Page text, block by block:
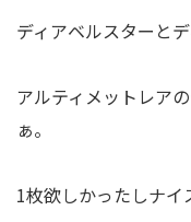
ディアベルスターと
アルティメットレア
ぁ。
1枚欲しかったしナイ